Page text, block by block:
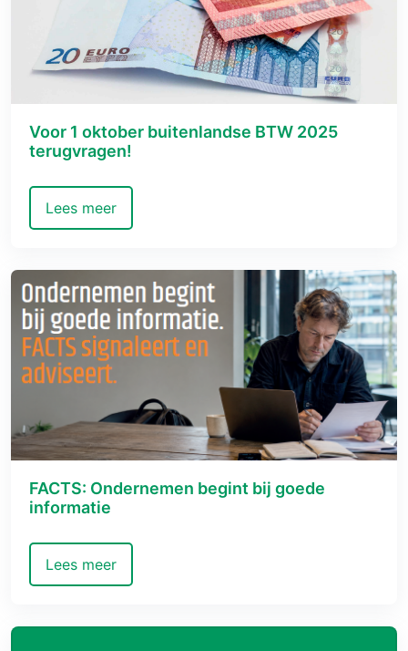
Voor 1 oktober buitenlandse BTW 2025
terugvragen!
Lees meer
FACTS: Ondernemen begint bij goede
informatie
Lees meer